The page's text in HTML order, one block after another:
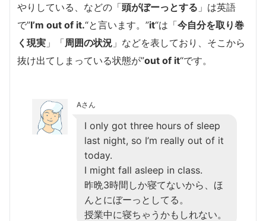
やりしている、などの「頭がぼーっとする 」は英語
で”I’m out of it.“と言います。”it“は「今自分を取り巻
く現実 」「周囲の状況 」などを表しており、そこから
抜け出てしまっている状態が”out of it“です。
Aさん
I only got three hours of sleep
last night, so I’m really out of it
today.
I might fall asleep in class.
昨晩3時間しか寝てないから、ほ
んとにぼーっとしてる。
授業中に寝ちゃうかもしれない。